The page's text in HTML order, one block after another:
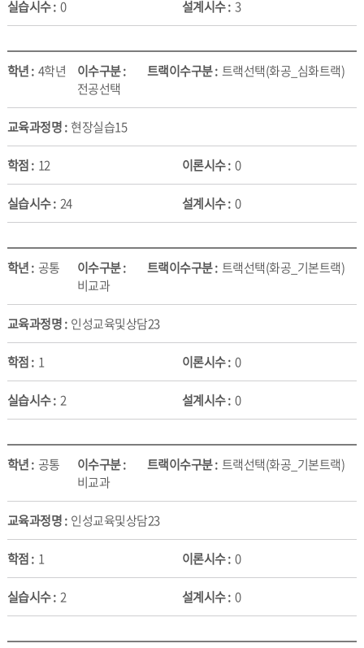
0 3
4학년
전공선택
트랙선택(화공_심화트랙)
현장실습15
12 0
24 0
공통
비교과
트랙선택(화공_기본트랙)
인성교육및상담23
1 0
2 0
공통
비교과
트랙선택(화공_기본트랙)
인성교육및상담23
1 0
2 0